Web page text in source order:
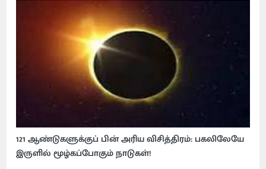
121 ஆண்டுகளுக்குப் பின் அரிய விசித்திரம்: பகலிலேயே
இருளில் மூழ்கப்போகும் நாடுகள்!